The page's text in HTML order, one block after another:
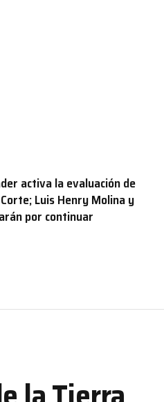
activa la evaluación de
Luis Henry Molina y
por continuar